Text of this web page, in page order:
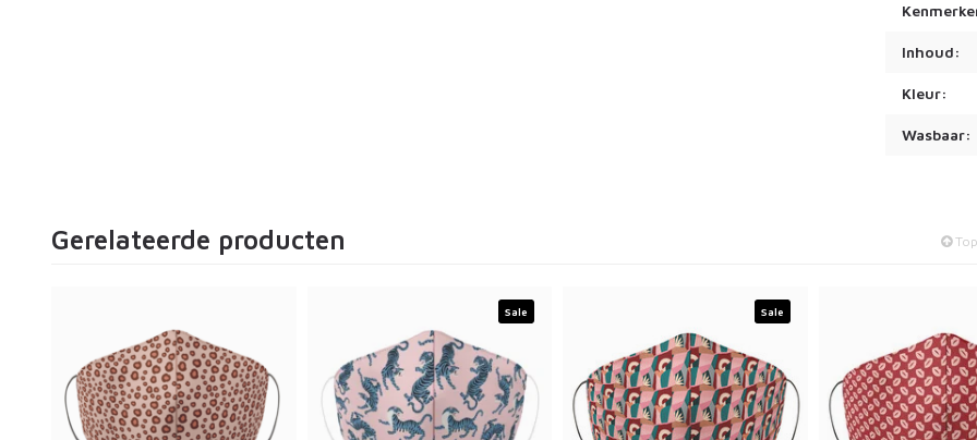
Inhoud:
Kleur:
Wasbaar:
Gerelateerde producten Top
Sale Sale